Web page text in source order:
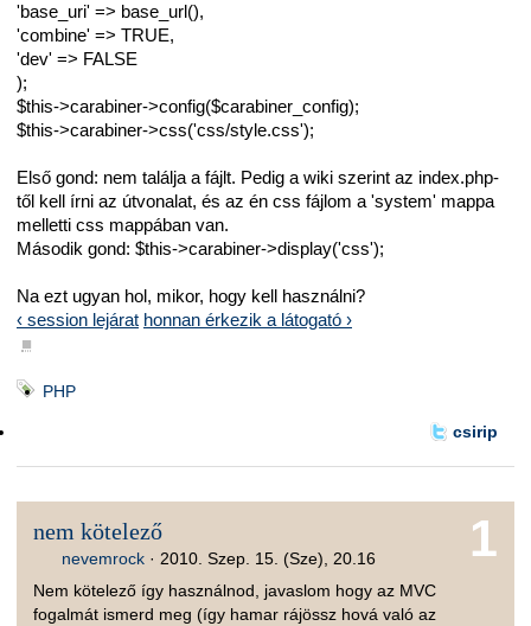
'base_uri' => base_url(),
'combine' => TRUE,
'dev' => FALSE
);
$this->carabiner->config($carabiner_config);
$this->carabiner->css('css/style.css');
Első gond: nem találja a fájlt. Pedig a wiki szerint az index.php-
től kell írni az útvonalat, és az én css fájlom a 'system' mappa
melletti css mappában van.
Második gond: $this->carabiner->display('css');
Na ezt ugyan hol, mikor, hogy kell használni?
‹ session lejárat honnan érkezik a látogató ›
■
PHP
csirip
1
nem kötelező
nevemrock · 2010. Szep. 15. (Sze), 20.16
Nem kötelező így használnod, javaslom hogy az MVC
fogalmát ismerd meg (így hamar rájössz hová való az